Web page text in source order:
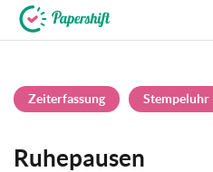
Zeiterfassung Stempeluhr
Ruhepausen